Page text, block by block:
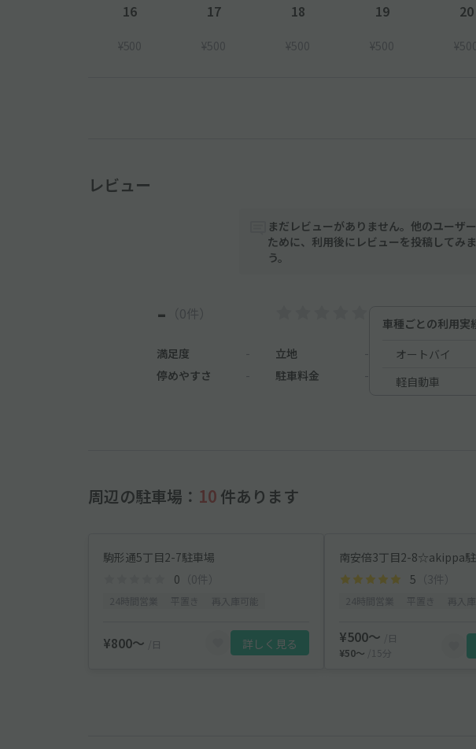
16
¥500
17
¥500
18
¥500
19
¥500
20
レビュー
まだレビューがありません。他のユーザ
ために、利用後にレビューを投稿してみ
う。
- （0件）
満足度 立地
停めやすさ
駐車料金
車種ごとの利用実
オートバイ
軽自動車
周辺の駐車場： 10 件あります
駒形通5丁目2-7駐車場
0 （0件）
¥800〜 /日 詳しく見る
南安倍3丁目2-8☆akippa
5 （3件）
¥500〜
/日
¥50〜
/15分